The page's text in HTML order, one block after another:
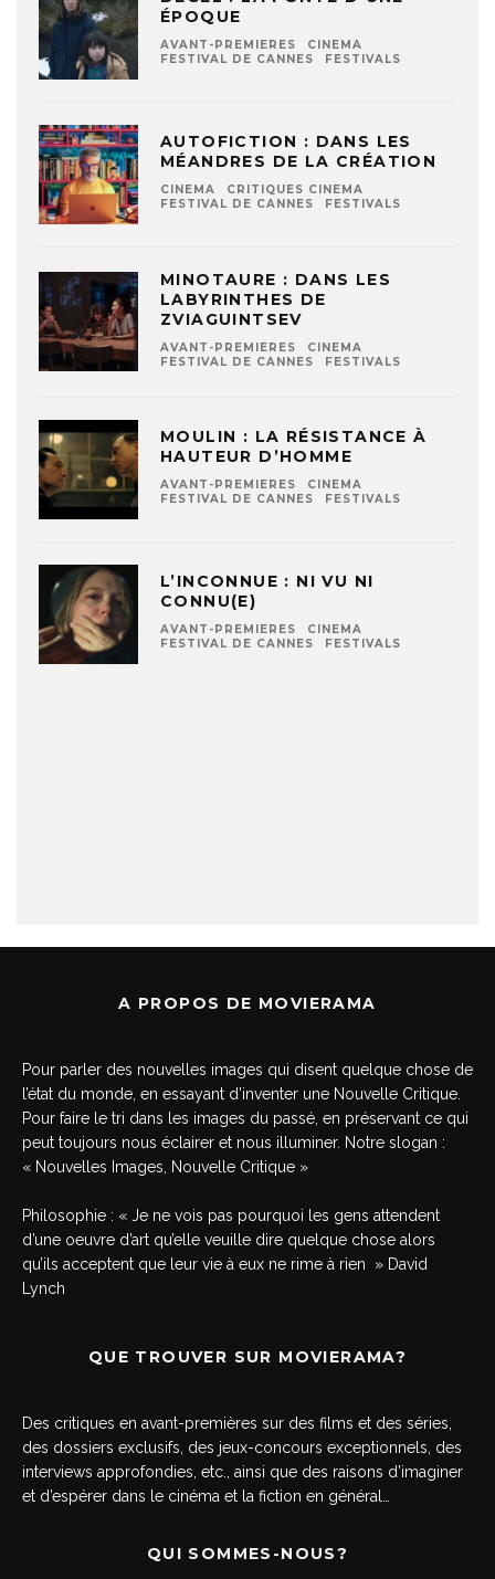
ÉPOQUE
AVANT-PREMIERES
CINEMA
FESTIVAL DE CANNES
FESTIVALS
AUTOFICTION : DANS LES
MÉANDRES DE LA CRÉATION
CINEMA
CRITIQUES CINEMA
FESTIVAL DE CANNES
FESTIVALS
MINOTAURE : DANS LES
LABYRINTHES DE
ZVIAGUINTSEV
AVANT-PREMIERES
CINEMA
FESTIVAL DE CANNES
FESTIVALS
MOULIN : LA RÉSISTANCE À
HAUTEUR D’HOMME
AVANT-PREMIERES
CINEMA
FESTIVAL DE CANNES
FESTIVALS
L’INCONNUE : NI VU NI
CONNU(E)
AVANT-PREMIERES
CINEMA
FESTIVAL DE CANNES
FESTIVALS
A PROPOS DE MOVIERAMA
Pour parler des nouvelles images qui disent quelque chose de
l’état du monde, en essayant d’inventer une Nouvelle Critique.
Pour faire le tri dans les images du passé, en préservant ce qui
peut toujours nous éclairer et nous illuminer. Notre slogan :
« Nouvelles Images, Nouvelle Critique »
Philosophie : « Je ne vois pas pourquoi les gens attendent
d’une oeuvre d’art qu’elle veuille dire quelque chose alors
qu’ils acceptent que leur vie à eux ne rime à rien » David
Lynch
QUE TROUVER SUR MOVIERAMA?
Des critiques en avant-premières sur des films et des séries,
des dossiers exclusifs, des jeux-concours exceptionnels, des
interviews approfondies, etc., ainsi que des raisons d’imaginer
et d’espérer dans le cinéma et la fiction en général…
QUI SOMMES-NOUS?